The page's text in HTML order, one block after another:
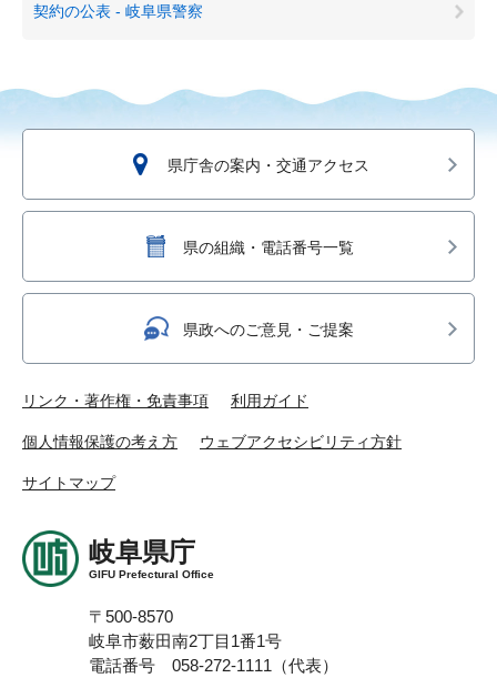
契約の公表 - 岐阜県警察
県庁舎の案内・交通アクセス
県の組織・電話番号一覧
県政へのご意見・ご提案
リンク・著作権・免責事項 利用ガイド
個人情報保護の考え方 ウェブアクセシビリティ方針
サイトマップ
岐阜県庁
GIFU Prefectural Office
〒500-8570
岐阜市薮田南2丁目1番1号
電話番号 058-272-1111（代表）